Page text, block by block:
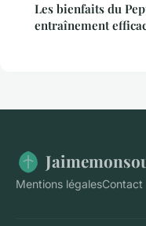
Les bienfaits du
entraînement
Mentions légalesContact